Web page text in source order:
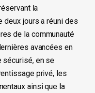
la
deux jours a réuni des
de la communauté
avancées en
sécurisé, en se
privé, les
ainsi que la